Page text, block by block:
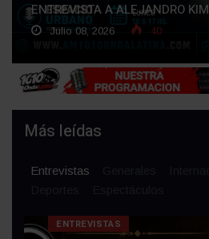
ENTREVISTA A ALEJANDRO KIM
Julio 08, 2026 40
Más leídas
Entrevistas
ENTREVISTAS